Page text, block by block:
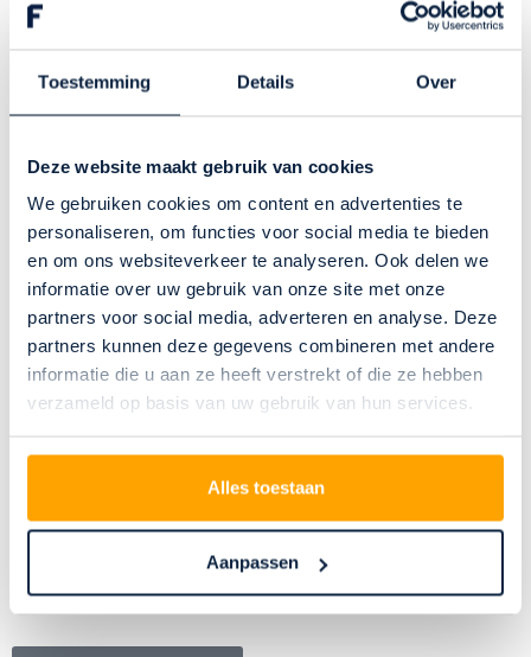
Toestemming Details Over
Deze website maakt gebruik van cookies
We gebruiken cookies om content en advertenties te
personaliseren, om functies voor social media te bieden
en om ons websiteverkeer te analyseren. Ook delen we
informatie over uw gebruik van onze site met onze
partners voor social media, adverteren en analyse. Deze
partners kunnen deze gegevens combineren met andere
informatie die u aan ze heeft verstrekt of die ze hebben
verzameld op basis van uw gebruik van hun services.
Alles toestaan
Aanpassen
Trotse dealer van
Elektrische raamdecoratie
van Floorseein beeld
Meer inspiratie
Klanten beoordelen ons met